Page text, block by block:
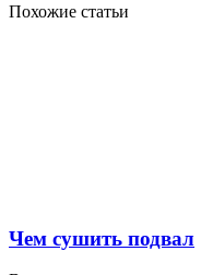
Похожие статьи
Чем сушить подвал